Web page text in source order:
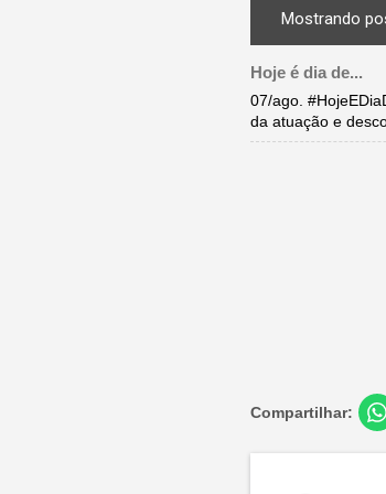
Mostrando
Hoje é dia de...
07/ago.
da atuação e
Compartilhar: